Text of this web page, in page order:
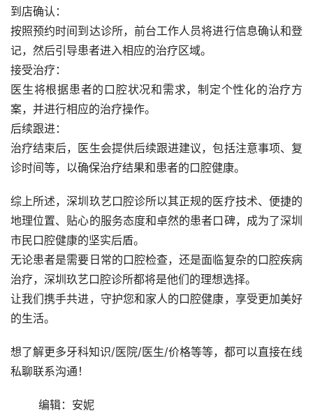
到店确认：
按照预约时间到达诊所，前台工作人员将进行信息确认和登
记，然后引导患者进入相应的治疗区域。
接受治疗：
医生将根据患者的口腔状况和需求，制定个性化的治疗方
案，并进行相应的治疗操作。
后续跟进：
治疗结束后，医生会提供后续跟进建议，包括注意事项、复
诊时间等，以确保治疗结果和患者的口腔健康。
综上所述，深圳玖艺口腔诊所以其正规的医疗技术、便捷的
地理位置、贴心的服务态度和卓然的患者口碑，成为了深圳
市民口腔健康的坚实后盾。
无论患者是需要日常的口腔检查，还是面临复杂的口腔疾病
治疗，深圳玖艺口腔诊所都将是他们的理想选择。
让我们携手共进，守护您和家人的口腔健康，享受更加美好
的生活。
想了解更多牙科知识/医院/医生/价格等等，都可以直接在线
私聊联系沟通！
	编辑：安妮